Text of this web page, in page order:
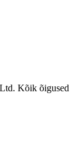
Kõik õigused